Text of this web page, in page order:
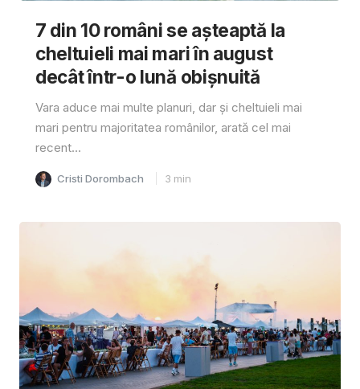
7 din 10 români se așteaptă la
cheltuieli mai mari în august
decât într-o lună obișnuită
Vara aduce mai multe planuri, dar și cheltuieli mai
mari pentru majoritatea românilor, arată cel mai
recent...
Cristi Dorombach 3 min